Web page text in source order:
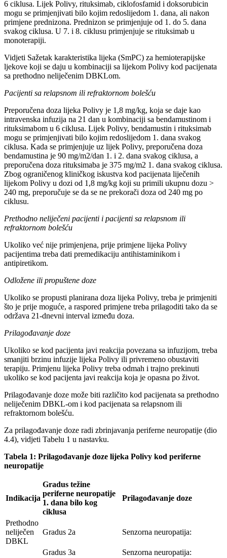
6 ciklusa. Lijek Polivy, rituksimab, ciklofosfamid i doksorubicin
mogu se primjenjivati bilo kojim redoslijedom 1. dana, ali nakon
primjene prednizona. Prednizon se primjenjuje od 1. do 5. dana
svakog ciklusa. U 7. i 8. ciklusu primjenjuje se rituksimab u
monoterapiji.
Vidjeti Sažetak karakteristika lijeka (SmPC) za hemioterapijske
ljekove koji se daju u kombinaciji sa lijekom Polivy kod pacijenata
sa prethodno neliječenim DBKLom.
Pacijenti sa relapsnom ili refraktornom bolešću
Preporučena doza lijeka Polivy je 1,8 mg/kg, koja se daje kao
intravenska infuzija na 21 dan u kombinaciji sa bendamustinom i
rituksimabom u 6 ciklusa. Lijek Polivy, bendamustin i rituksimab
mogu se primjenjivati bilo kojim redoslijedom 1. dana svakog
ciklusa. Kada se primjenjuje uz lijek Polivy, preporučena doza
bendamustina je 90 mg/m2/dan 1. i 2. dana svakog ciklusa, a
preporučena doza rituksimaba je 375 mg/m2 1. dana svakog ciklusa.
Zbog ograničenog kliničkog iskustva kod pacijenata liječenih
lijekom Polivy u dozi od 1,8 mg/kg koji su primili ukupnu dozu >
240 mg, preporučuje se da se ne prekorači doza od 240 mg po
ciklusu.
Prethodno neliječeni pacijenti i pacijenti sa relapsnom ili
refraktornom bolešću
Ukoliko već nije primjenjena, prije primjene lijeka Polivy
pacijentima treba dati premedikaciju antihistaminikom i
antipiretikom.
Odložene ili propuštene doze
Ukoliko se propusti planirana doza lijeka Polivy, treba je primjeniti
što je prije moguće, a raspored primjene treba prilagoditi tako da se
održava 21-dnevni interval između doza.
Prilagođavanje doze
Ukoliko se kod pacijenta javi reakcija povezana sa infuzijom, treba
smanjiti brzinu infuzije lijeka Polivy ili privremeno obustaviti
terapiju. Primjenu lijeka Polivy treba odmah i trajno prekinuti
ukoliko se kod pacijenta javi reakcija koja je opasna po život.
Prilagođavanje doze može biti različito kod pacijenata sa prethodno
neliječenim DBKL-om i kod pacijenata sa relapsnom ili
refraktornom bolešću.
Za prilagođavanje doze radi zbrinjavanja periferne neuropatije (dio
4.4), vidjeti Tabelu 1 u nastavku.
Tabela 1: Prilagođavanje doze lijeka Polivy kod periferne
neuropatije
Indikacija
Gradus težine
periferne neuropatije
1. dana bilo kog
ciklusa
Prilagođavanje doze
Prethodno
neliječen
DBKL
Gradus 2a Senzorna neuropatija:
Gradus 3a
Senzorna neuropatija: